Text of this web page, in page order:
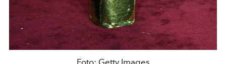
Foto: Getty Images